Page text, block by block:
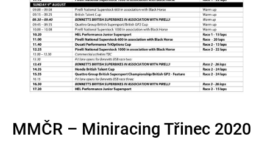
MMČR – Miniracing Třinec 2020